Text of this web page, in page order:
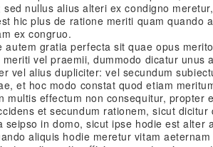
nullus alius alteri ex condigno
hic plus de ratione meriti quam quando
ex congruo.
autem gratia perfecta sit quae opus
vel praemii, dummodo dicatur unus
vel alius dupliciter: vel secundum
et hoc modo constat quod etiam
multis effectum non consequitur, propter
et secundum rationem, sicut dicitur
seipso in domo, sicut ipse hodie est alter
aliquis hodie meretur vitam